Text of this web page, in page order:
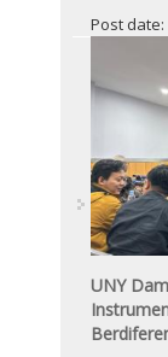
Post date:
UNY